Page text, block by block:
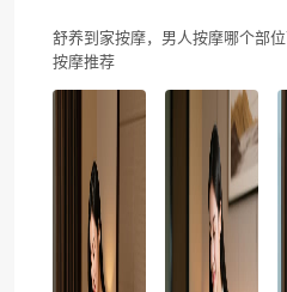
舒养到家按摩，男人按摩哪个部
按摩推荐